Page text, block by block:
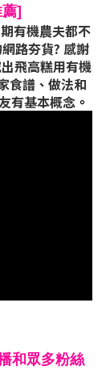
]
有機農夫都不
路夯貨? 感謝
飛高糕用有機
食譜、做法和
有基本概念。
和眾多粉絲